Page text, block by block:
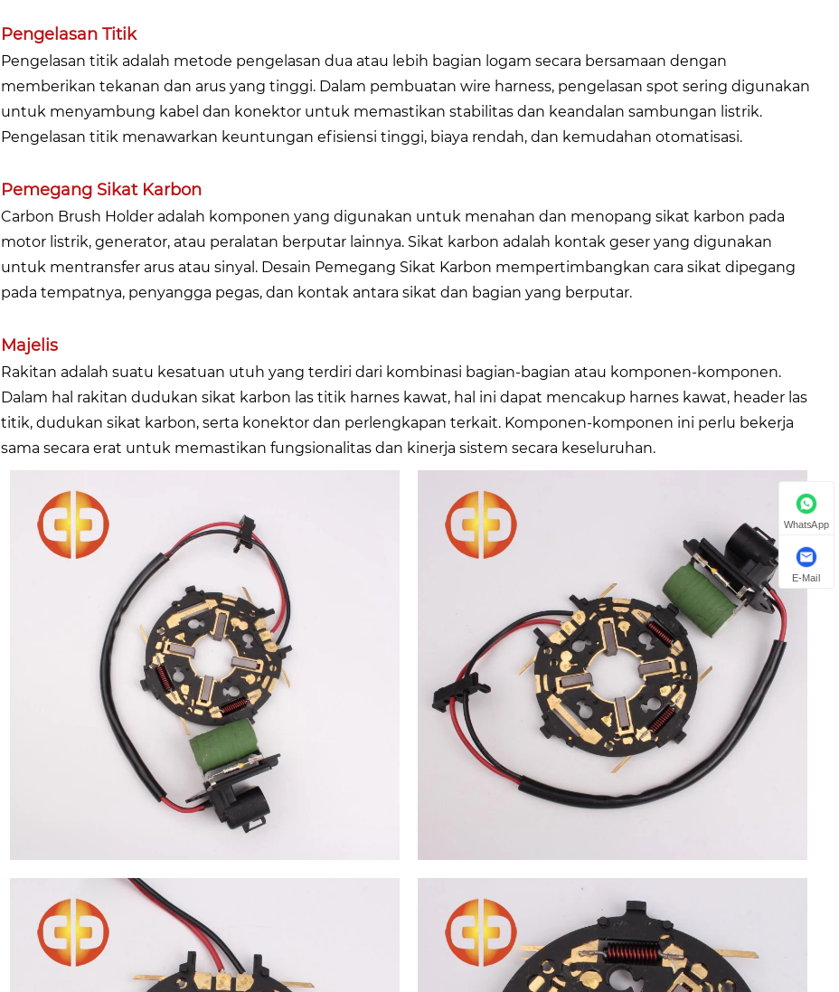
Pengelasan Titik
Pengelasan titik adalah metode pengelasan dua atau lebih bagian logam secara bersamaan dengan
memberikan tekanan dan arus yang tinggi. Dalam pembuatan wire harness, pengelasan spot sering digunakan
untuk menyambung kabel dan konektor untuk memastikan stabilitas dan keandalan sambungan listrik.
Pengelasan titik menawarkan keuntungan efisiensi tinggi, biaya rendah, dan kemudahan otomatisasi.
Pemegang Sikat Karbon
Carbon Brush Holder adalah komponen yang digunakan untuk menahan dan menopang sikat karbon pada
motor listrik, generator, atau peralatan berputar lainnya. Sikat karbon adalah kontak geser yang digunakan
untuk mentransfer arus atau sinyal. Desain Pemegang Sikat Karbon mempertimbangkan cara sikat dipegang
pada tempatnya, penyangga pegas, dan kontak antara sikat dan bagian yang berputar.
Majelis
Rakitan adalah suatu kesatuan utuh yang terdiri dari kombinasi bagian-bagian atau komponen-komponen.
Dalam hal rakitan dudukan sikat karbon las titik harnes kawat, hal ini dapat mencakup harnes kawat, header las
titik, dudukan sikat karbon, serta konektor dan perlengkapan terkait. Komponen-komponen ini perlu bekerja
sama secara erat untuk memastikan fungsionalitas dan kinerja sistem secara keseluruhan.
WhatsApp
E-Mail